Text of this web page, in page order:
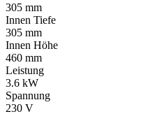
305 mm
Innen Tiefe
305 mm
Innen Höhe
460 mm
Leistung
3.6 kW
Spannung
230 V